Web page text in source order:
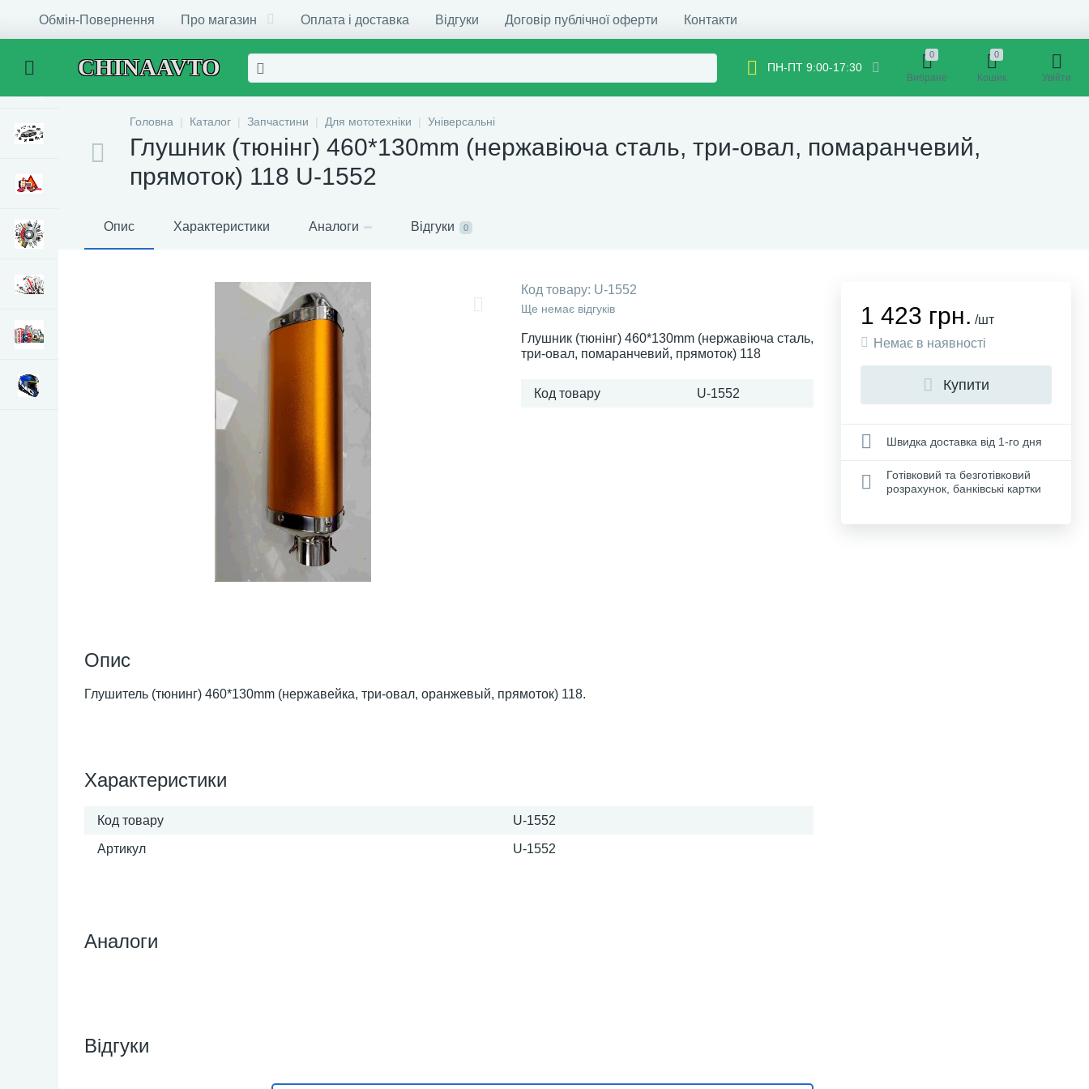
Обмін-Повернення Про магазин Оплата і доставка Відгуки Договір публічної оферти Контакти
CHINAAVTO ПН-ПТ 9:00-17:30
0
Вибране
0
Кошик Увійти
Головна Каталог Запчастини Для мототехніки Універсальні
Глушник (тюнінг) 460*130mm (нержавіюча сталь, три-овал, помаранчевий,
прямоток) 118 U-1552
Опис Характеристики Аналоги Відгуки 0
Код товару: U-1552
Ще немає відгуків
Глушник (тюнінг) 460*130mm (нержавіюча сталь,
три-овал, помаранчевий, прямоток) 118
Код товару U-1552
Опис
Глушитель (тюнинг) 460*130mm (нержавейка, три-овал, оранжевый, прямоток) 118.
Характеристики
Код товару U-1552
Артикул U-1552
1 423 грн. /шт
Немає в наявності
Купити
Швидка доставка від 1-го дня
Готівковий та безготівковий
розрахунок, банківські картки
Аналоги
Відгуки